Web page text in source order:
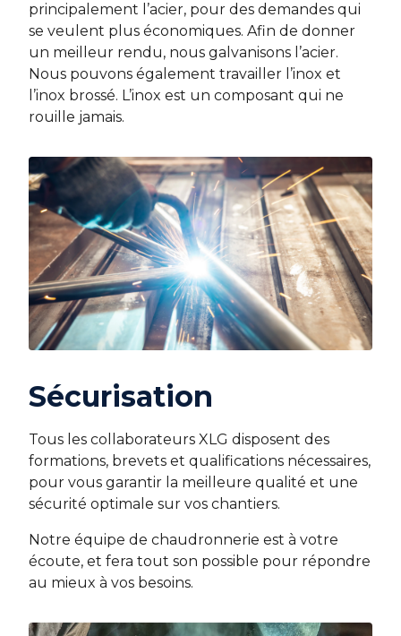
principalement l’acier, pour des demandes qui
se veulent plus économiques. Afin de donner
un meilleur rendu, nous galvanisons l’acier.
Nous pouvons également travailler l’inox et
l’inox brossé. L’inox est un composant qui ne
rouille jamais.
Sécurisation
Tous les collaborateurs XLG disposent des
formations, brevets et qualifications nécessaires,
pour vous garantir la meilleure qualité et une
sécurité optimale sur vos chantiers.
Notre équipe de chaudronnerie est à votre
écoute, et fera tout son possible pour répondre
au mieux à vos besoins.